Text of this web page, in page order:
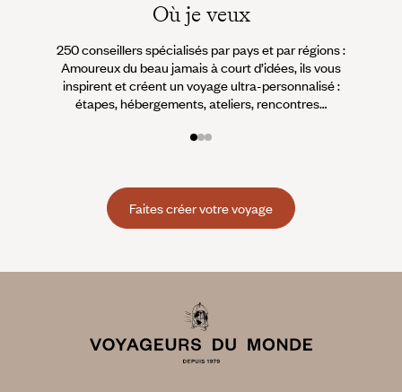
Où je veux
250 conseillers spécialisés par pays et par régions :
Amoureux du beau jamais à court d’idées, ils vous
inspirent et créent un voyage ultra-personnalisé :
étapes, hébergements, ateliers, rencontres…
Faites créer votre voyage